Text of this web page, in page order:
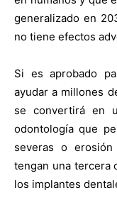
generalizado en
no tiene efectos
Si es aprobado
ayudar a millones
se convertirá en
odontología que
severas o
tengan una tercera
los implantes